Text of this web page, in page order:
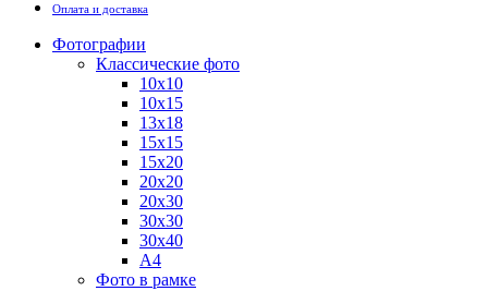
Оплата и доставка
Фотографии
Классические фото
10х10
10х15
13х18
15х15
15х20
20х20
20х30
30х30
30х40
А4
Фото в рамке